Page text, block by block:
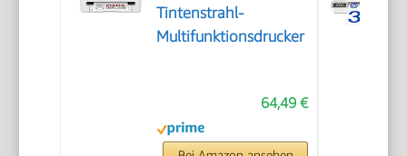
Tintenstrahl-
Multifunktionsdrucker
64,49 €